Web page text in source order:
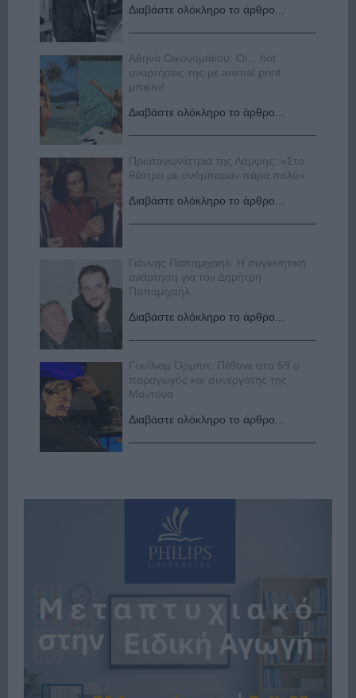
Διαβάστε ολόκληρο το άρθρο...
Αθηνά Οικονομάκου: Οι... hot
αναρτήσεις της με animal print
μπικίνι!
Διαβάστε ολόκληρο το άρθρο...
Πρωταγωνίστρια της Λάμψης: «Στο
θέατρο με σνόμπαραν πάρα πολύ»
Διαβάστε ολόκληρο το άρθρο...
Γιάννης Παπαμιχαήλ: Η συγκινητική
ανάρτηση για τον Δημήτρη
Παπαμιχαήλ
Διαβάστε ολόκληρο το άρθρο...
Γουίλιαμ Όρμπιτ: Πέθανε στα 69 ο
παραγωγός και συνεργάτης της
Μαντόνα
Διαβάστε ολόκληρο το άρθρο...